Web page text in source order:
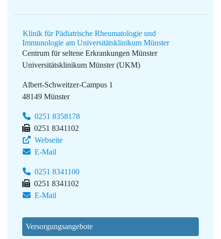
Klinik für Pädiatrische Rheumatologie und
Immunologie am Universitätsklinikum Münster
Centrum für seltene Erkrankungen Münster
Universitätsklinikum Münster (UKM)
Albert-Schweitzer-Campus 1
48149 Münster
0251 8358178
0251 8341102
Webseite
E-Mail
0251 8341100
0251 8341102
E-Mail
Versorgungsangebote